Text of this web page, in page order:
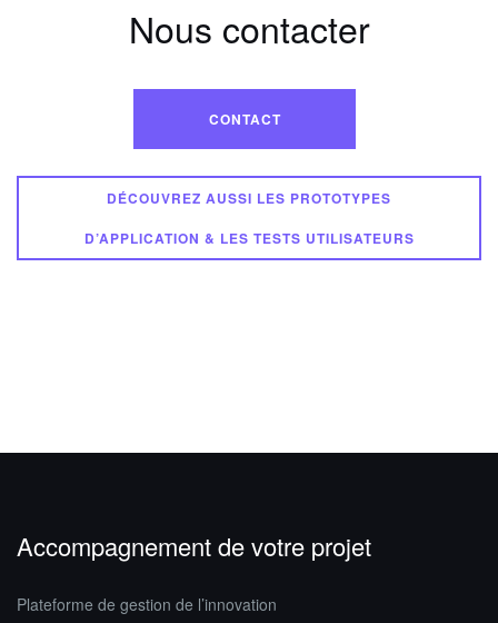
Nous contacter
CONTACT
DÉCOUVREZ AUSSI LES PROTOTYPES
D’APPLICATION & LES TESTS UTILISATEURS
Accompagnement de votre projet
Plateforme de gestion de l’innovation